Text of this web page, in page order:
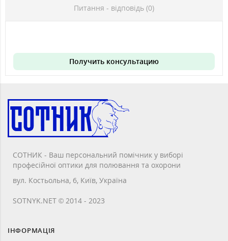
Питання - відповідь (0)
Получить консультацию
СОТНИК - Ваш персональний помічник у виборі
професійної оптики для полювання та охорони
вул. Костьольна, 6, Київ, Україна
SOTNYK.NET © 2014 - 2023
ІНФОРМАЦІЯ